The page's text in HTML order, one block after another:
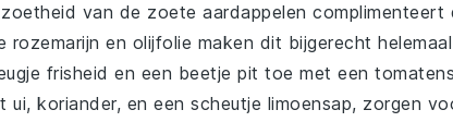
van de zoete aardappelen complimenteert
rozemarijn en olijfolie maken dit bijgerecht
frisheid en een beetje pit toe met een
ui, koriander, en een scheutje limoensap, zorgen